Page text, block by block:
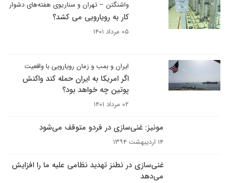
واشنگتن – تهران و سناریوی هفته‌های دشوار
کار به رویارویی می کشد؟
۰۵ مرداد ۱۴۰۱
ایران و بمب و زمان رویارویی با واقعیت
اگر امریکا به ایران حمله کند واکنش
پوتین چه خواهد بود؟
۰۲ مرداد ۱۴۰۱
مونیز: غنی‌سازی در فردو متوقف می‌شود
۱۴ اردیبهشت ۱۳۹۴
غنی‌سازی در نطنز تهدید نظامی علیه ما را افزایش
می‌دهد